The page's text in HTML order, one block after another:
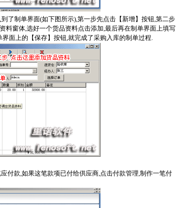
了制单界面(如下图所示),第一步先点击【新增】按钮,第二步
料窗体,选好一个货品资料点击添加,最后再在制单界面上填写
面上的【保存】按钮,就完成了采购入库的制单过程.
付款,如果这笔款项已付给供应商,点击付款管理,制作一笔付